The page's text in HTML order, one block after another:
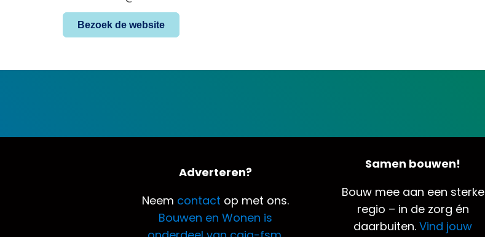
Bezoek de website
Adverteren?
Neem contact op met ons.
Bouwen en Wonen is
Samen bouwen!
Bouw mee aan een sterke
regio – in de zorg én
daarbuiten.Vind jouw